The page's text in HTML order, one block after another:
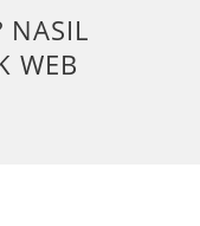
NASIL
WEB